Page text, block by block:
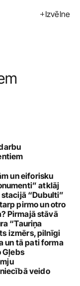
Izvēlne
un eiforisku
atklāj
“Dubulti”
pirmo un otro
Pirmajā stāvā
“Tauriņa
izmērs, pilnīgi
un tā pati forma
Gļebs
veido